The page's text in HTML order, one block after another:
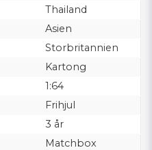
Thailand
Asien
Storbritannien
Kartong
1:64
Frihjul
3 år
Matchbox